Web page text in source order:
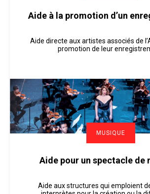
Aide à la promotion d’un
Aide directe aux artistes associés de
promotion de leur
MUSIQUE
Aide pour un spectacle de
Aide aux structures qui emploient